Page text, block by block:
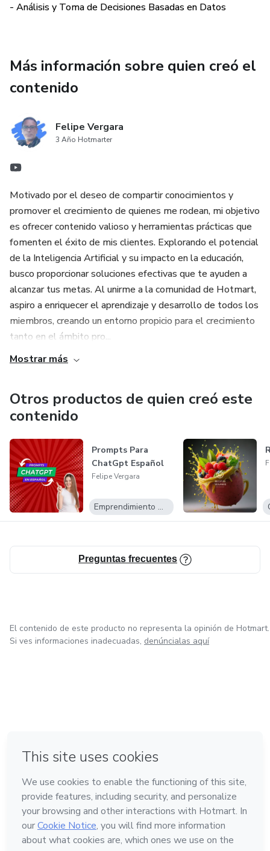
- Análisis y Toma de Decisiones Basadas en Datos
Más información sobre quien creó el
contenido
Felipe Vergara
3 Año Hotmarter
Motivado por el deseo de compartir conocimientos y
promover el crecimiento de quienes me rodean, mi objetivo
es ofrecer contenido valioso y herramientas prácticas que
fomenten el éxito de mis clientes. Explorando el potencial
de la Inteligencia Artificial y su impacto en la educación,
busco proporcionar soluciones efectivas que te ayuden a
alcanzar tus metas. Al unirme a la comunidad de Hotmart,
aspiro a enriquecer el aprendizaje y desarrollo de todos los
miembros, creando un entorno propicio para el crecimiento
tanto en el ámbito pro...
Mostrar más
Otros productos de quien creó este
contenido
Prompts Para
ChatGpt Español
Felipe Vergara
Emprendimiento Digital
Preguntas frecuentes
El contenido de este producto no representa la opinión de Hotmart.
Si ves informaciones inadecuadas, denúncialas aquí
Hecho con❤ en Ciudad de México
Conoce Hotmart